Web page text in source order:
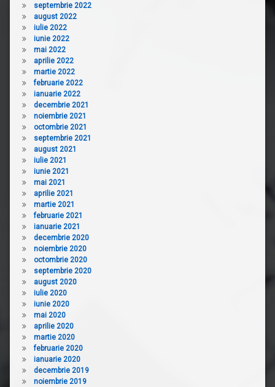
septembrie 2022
august 2022
iulie 2022
iunie 2022
mai 2022
aprilie 2022
martie 2022
februarie 2022
ianuarie 2022
decembrie 2021
noiembrie 2021
octombrie 2021
septembrie 2021
august 2021
iulie 2021
iunie 2021
mai 2021
aprilie 2021
martie 2021
februarie 2021
ianuarie 2021
decembrie 2020
noiembrie 2020
octombrie 2020
septembrie 2020
august 2020
iulie 2020
iunie 2020
mai 2020
aprilie 2020
martie 2020
februarie 2020
ianuarie 2020
decembrie 2019
noiembrie 2019